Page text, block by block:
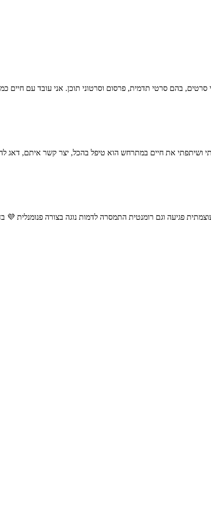
ושיתפתי את חיים במתרחש הוא טיפל בהכל, יצר קשר איתם, דאג
פגיעה וגם רומנטית התמסרה לדמות נוגה בצורה פנומנלית